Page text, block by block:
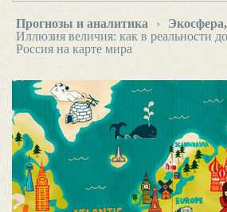
Прогнозы и аналитика ›
Иллюзия величия: как в реальности
Россия на карте мира